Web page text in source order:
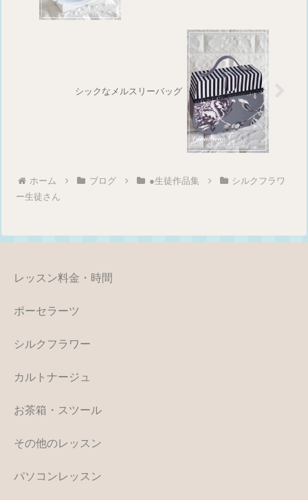
シックなメルスリーバッグ
ホーム ブログ ●生徒作品集
シルクフラワ
ー生徒さん
レッスン料金・時間
ポーセラーツ
シルクフラワー
カルトナージュ
お茶箱・スツール
その他のレッスン
パソコンレッスン